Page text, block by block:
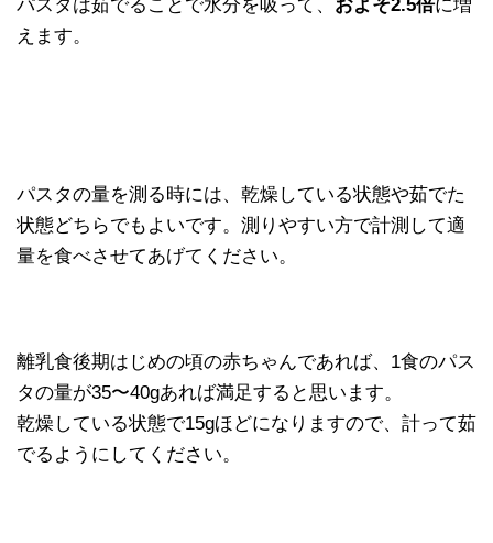
パスタは茹でることで水分を吸って、 およそ2.5倍に増
えます。
パスタの量を測る時には、乾燥している状態や茹でた
状態どちらでもよいです。測りやすい方で計測して適
量を食べさせてあげてください。
離乳食後期はじめの頃の赤ちゃんであれば、1食のパス
タの量が35〜40gあれば満足すると思います。
乾燥している状態で15gほどになりますので、計って茹
でるようにしてください。